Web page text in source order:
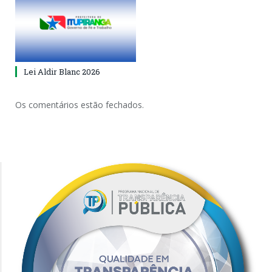
Lei Aldir Blanc 2026
Os comentários estão fechados.